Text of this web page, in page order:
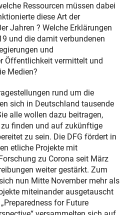
Ressourcen müssen dabei
diese Art der
Jahren ? Welche Erklärungen
und die damit verbundenen
und
Öffentlichkeit vermittelt und
Medien?
rund um die
sich in Deutschland tausende
alle wollen dazu beitragen,
finden und auf zukünftige
zu sein. Die DFG fördert in
etliche Projekte mit
zu Corona seit März
weiter gestärkt. Zum
nun Mitte November mehr als
miteinander ausgetauscht
for Future